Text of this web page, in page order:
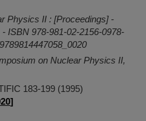
Physics II : [Proceedings] -
ISBN 978-981-02-2156-0978-
on Nuclear Physics II,
183-199 (1995)
]